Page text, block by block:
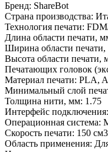
Бренд: ShareBot
Страна производства:
Технология печати:
Длина области печати,
Ширина области
Высота области печати,
Печатающих головок
Материал печати: PLA,
Минимальный слой
Толщина нити, мм: 1.75
Интерфейс подключения:
Операционная система:
Скорость печати: 150
Область применения: